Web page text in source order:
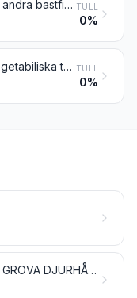
Vävnader av jute eller andra bastfibrer för textilt ändamål enligt nr 5303 TULL
0%
Vävnader av andra vegetabiliska textilfibrer; vävnader av pappersgarn TULL
0%
ULL SAMT FINA ELLER GROVA DJURHÅR; GARN OCH VÄVNADER AV TAGEL